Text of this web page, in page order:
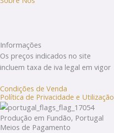
Informações
Os preços indicados no site
incluem taxa de iva legal em vigor
Condições de Venda
Política de Privacidade e Utilização
Produção em Fundão, Portugal
Meios de Pagamento